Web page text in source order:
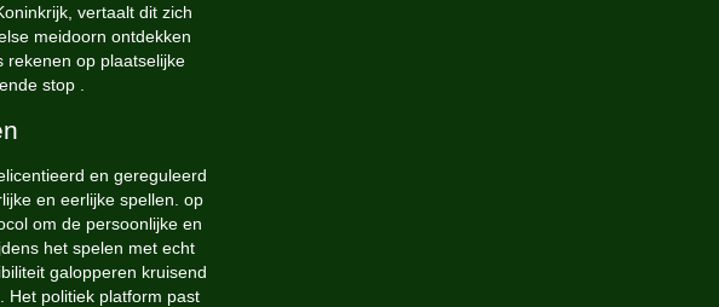
vertaalt dit zich
meidoorn ontdekken
rekenen op plaatselijke
stop .
en gereguleerd
en eerlijke spellen. op
om de persoonlijke en
het spelen met echt
galopperen kruisend
Het politiek platform past